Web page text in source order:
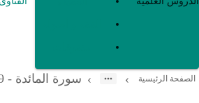
الصفحة الرئيسية ›
› سورة المائدة - 9